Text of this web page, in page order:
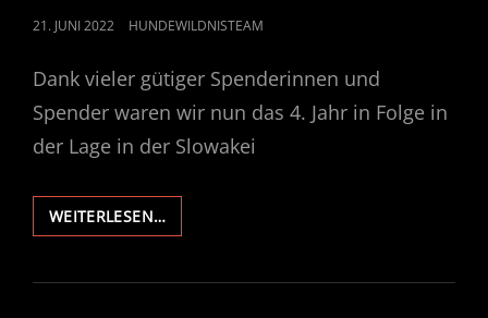
POSTED
21. JUNI 2022 HUNDEWILDNISTEAM
Dank vieler gütiger Spenderinnen und
Spender waren wir nun das 4. Jahr in Folge in
der Lage in der Slowakei
WEITERLESEN…EINE
FRAGE
HERZENS